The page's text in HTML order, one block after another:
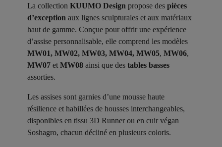
La collection KUUMO Design propose des pièces
d’exception aux lignes sculpturales et aux matériaux
haut de gamme. Conçue pour offrir une expérience
d’assise personnalisable, elle comprend les modèles
MW01, MW02, MW03, MW04, MW05, MW06,
MW07 et MW08 ainsi que des tables basses
assorties.
Les assises sont garnies d’une mousse haute
résilience et habillées de housses interchangeables,
disponibles en tissu 3D Runner ou en cuir végan
Soshagro, chacun décliné en plusieurs coloris.